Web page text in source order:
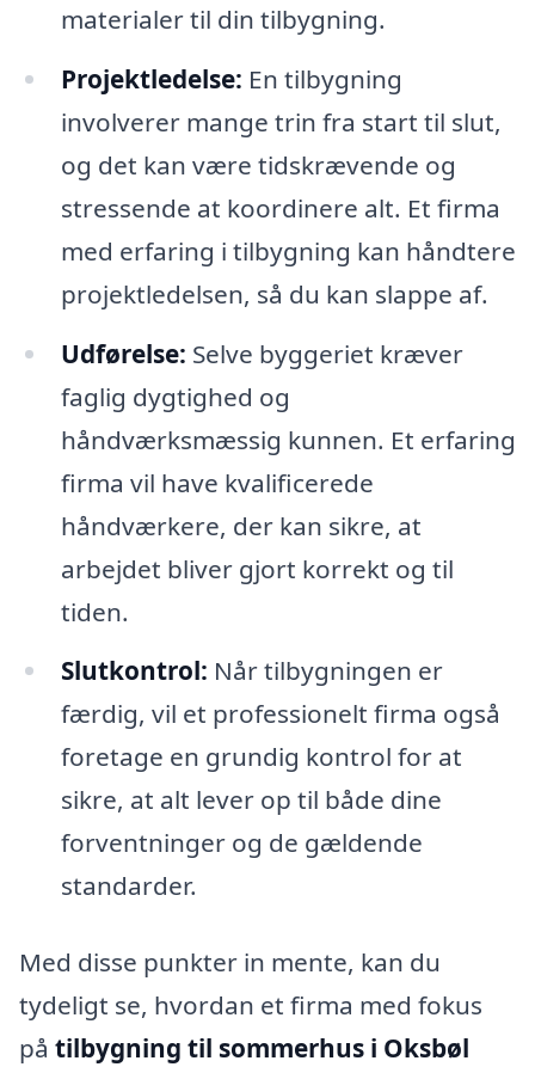
materialer til din tilbygning.
Projektledelse: En tilbygning
involverer mange trin fra start til slut,
og det kan være tidskrævende og
stressende at koordinere alt. Et firma
med erfaring i tilbygning kan håndtere
projektledelsen, så du kan slappe af.
Udførelse: Selve byggeriet kræver
faglig dygtighed og
håndværksmæssig kunnen. Et erfaring
firma vil have kvalificerede
håndværkere, der kan sikre, at
arbejdet bliver gjort korrekt og til
tiden.
Slutkontrol: Når tilbygningen er
færdig, vil et professionelt firma også
foretage en grundig kontrol for at
sikre, at alt lever op til både dine
forventninger og de gældende
standarder.
Med disse punkter in mente, kan du
tydeligt se, hvordan et firma med fokus
på tilbygning til sommerhus i Oksbøl